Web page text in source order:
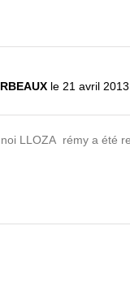
le 21 avril
LLOZA rémy a été